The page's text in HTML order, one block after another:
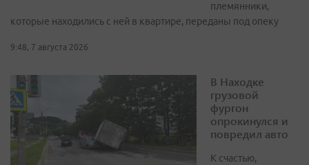
племянники,
которые находились с ней в квартире, переданы под опеку
9:48, 7 августа 2026
В Находке
грузовой
фургон
опрокинулся и
повредил авто
К счастью,